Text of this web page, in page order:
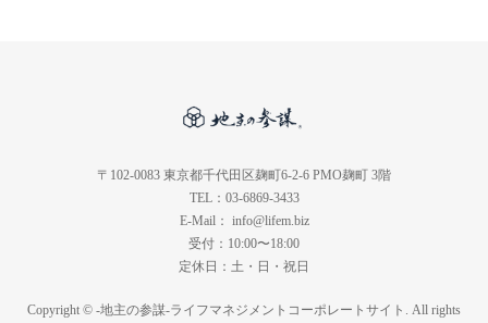
〒102-0083 東京都千代田区麹町6-2-6 PMO麹町 3階
TEL：03-6869-3433
E-Mail： info@lifem.biz
受付：10:00〜18:00
定休日：土・日・祝日
Copyright © -地主の参謀-ライフマネジメントコーポレートサイト. All rights